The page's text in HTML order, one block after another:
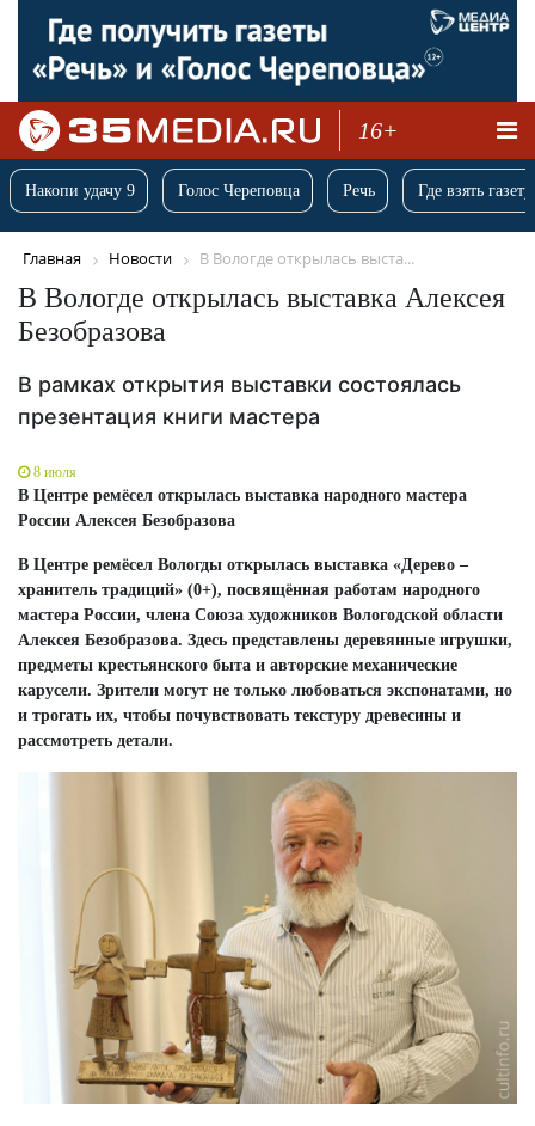
16+
Накопи удачу 9 Голос Череповца Речь Где взять
Главная Новости В Вологде открылась выста...
В Вологде открылась выставка Алексея
Безобразова
В рамках открытия выставки состоялась
презентация книги мастера
8 июля
В Центре ремёсел открылась выставка народного мастера
России Алексея Безобразова
В Центре ремёсел Вологды открылась выставка «Дерево –
хранитель традиций» (0+), посвящённая работам народного
мастера России, члена Союза художников Вологодской области
Алексея Безобразова. Здесь представлены деревянные игрушки,
предметы крестьянского быта и авторские механические
карусели. Зрители могут не только любоваться экспонатами, но
и трогать их, чтобы почувствовать текстуру древесины и
рассмотреть детали.